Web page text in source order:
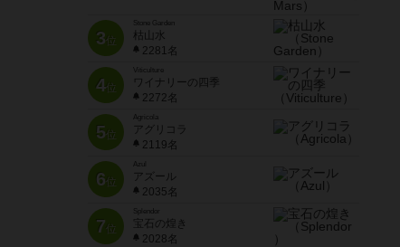
3位
Stone Garden
枯山水
2281名
4位
Viticulture
ワイナリーの四季
2272名
5位
Agricola
アグリコラ
2119名
6位
Azul
アズール
2035名
7位
宝石の煌き
2028名